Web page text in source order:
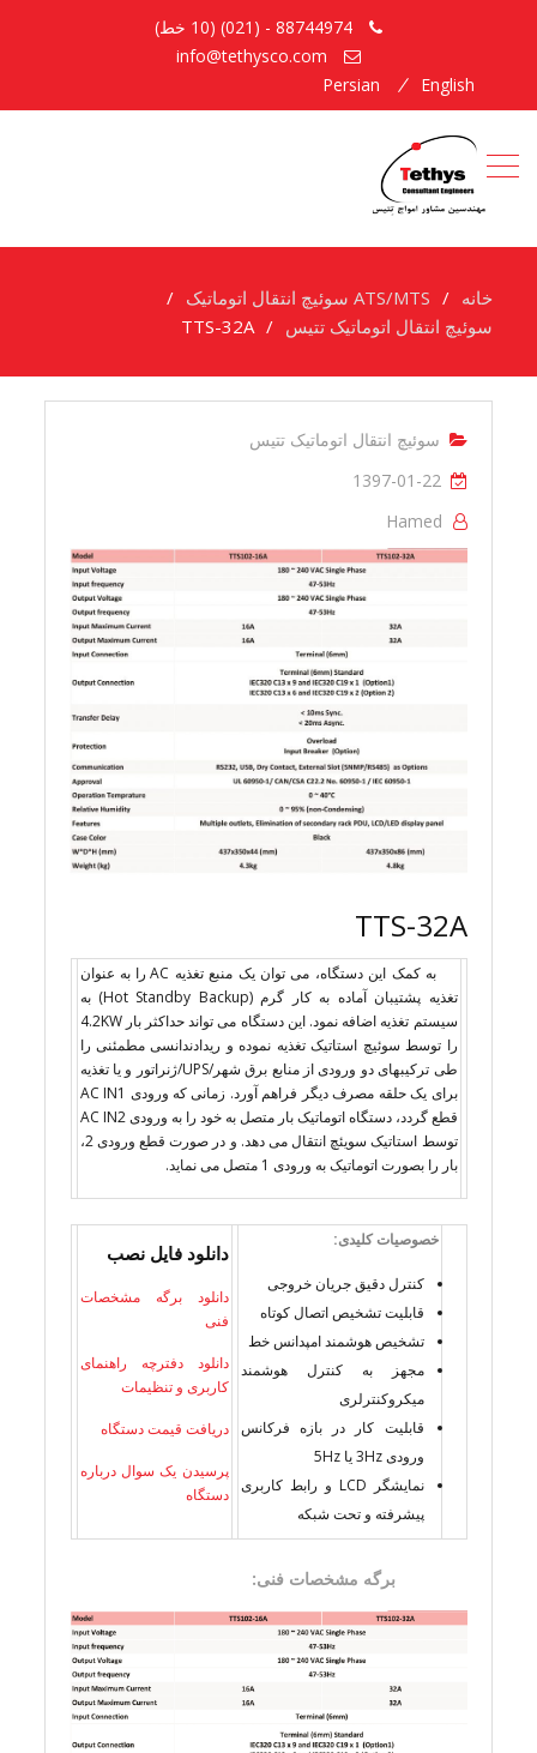
English
Persian
خانه
ATS/MTS سوئیچ انتقال اتوماتیک
سوئیچ انتقال اتوماتیک تتیس
TTS-32A
سوئیچ انتقال اتوماتیک تتیس
1397-01-22
Hamed
TTS-32A
به کمک این دستگاه، می توان یک منبع تغذیه AC را به عنوان
تغذیه پشتیبان آماده به کار گرم (Hot Standby Backup) به
سیستم تغذیه اضافه نمود. این دستگاه می تواند حداکثر بار 4.2KW
را توسط سوئیچ استاتیک تغذیه نموده و ریدادندانسی مطمئنی را
طی ترکیبهای دو ورودی از منابع برق شهر/UPS/ژنراتور و یا تغذیه
برای یک حلقه مصرف دیگر فراهم آورد. زمانی که ورودی AC IN1
قطع گردد، دستگاه اتوماتیک بار متصل به خود را به ورودی AC IN2
توسط استاتیک سویئچ انتقال می دهد. و در صورت قطع ورودی 2،
بار را بصورت اتوماتیک به ورودی 1 متصل می نماید.
خصوصیات کلیدی:
کنترل دقیق جریان خروجی
قابلیت تشخیص اتصال کوتاه
تشخیص هوشمند امپدانس خط
مجهز به کنترل هوشمند
میکروکنترلری
قابلیت کار در بازه فرکانس
ورودی 3Hz یا 5Hz
نمایشگر LCD و رابط کاربری
پیشرفته و تحت شبکه
دانلود فايل نصب
دانلود برگه مشخصات
فنی
دانلود دفترچه راهنمای
کاربری و تنظیمات
دریافت قیمت دستگاه
پرسیدن یک سوال درباره
دستگاه
برگه مشخصات فنی: